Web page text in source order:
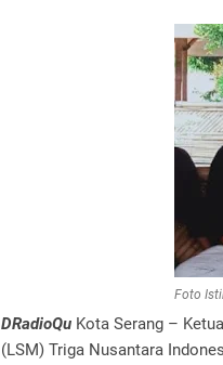
Foto
DRadioQu Kota Serang –
(LSM) Triga Nusantara